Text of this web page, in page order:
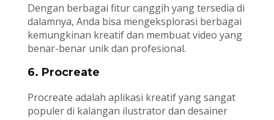
Dengan berbagai fitur canggih yang tersedia di
dalamnya, Anda bisa mengeksplorasi berbagai
kemungkinan kreatif dan membuat video yang
benar-benar unik dan profesional.
6. Procreate
Procreate adalah aplikasi kreatif yang sangat
populer di kalangan ilustrator dan desainer